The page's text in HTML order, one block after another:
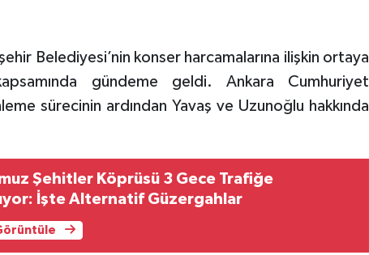
Belediyesi’nin konser harcamalarına ilişkin ortaya
gündeme geldi. Ankara Cumhuriyet
sürecinin ardından Yavaş ve Uzunoğlu hakkında
Şehitler Köprüsü 3 Gece Trafiğe
İşte Alternatif Güzergahlar